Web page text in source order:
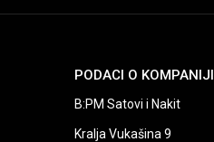
PODACI O KOMPANIJI
B:PM Satovi i Nakit
Kralja Vukašina 9